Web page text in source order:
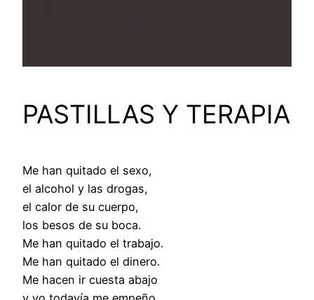
PASTILLAS Y TERAPIA
Me han quitado el sexo,
el alcohol y las drogas,
el calor de su cuerpo,
los besos de su boca.
Me han quitado el trabajo.
Me han quitado el dinero.
Me hacen ir cuesta abajo